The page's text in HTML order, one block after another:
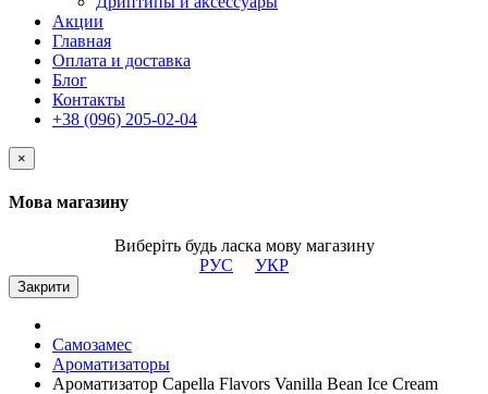
Акции
Главная
Оплата и доставка
Блог
Контакты
+38 (096) 205-02-04
×
Мова магазину
Виберіть будь ласка мову магазину
РУС
УКР
Закрити
Самозамес
Ароматизаторы
Ароматизатор Capella Flavors Vanilla Bean Ice Cream